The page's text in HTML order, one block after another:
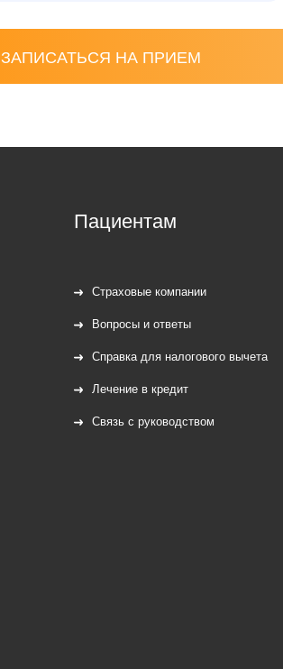
ЗАПИСАТЬСЯ НА ПРИЕМ
Пациентам
Страховые компании
Вопросы и ответы
Справка для налогового вычета
Лечение в кредит
Связь с руководством